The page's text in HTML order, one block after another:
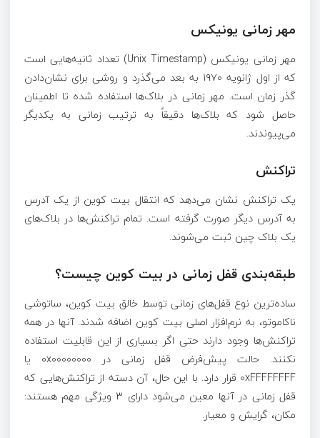
مهر زمانی یونیکس
مهر زمانی یونیکس (Unix Timestamp) تعداد ثانیه‌هایی است
که از اول ژانویه ۱۹۷۰ به بعد می‌گذرد و روشی برای نشان‌دادن
گذر زمان است. مهر زمانی در بلاک‌ها استفاده شده تا اطمینان
حاصل شود که بلاک‌ها دقیقاً به ترتیب زمانی به یکدیگر
می‌پیوندند.
تراکنش
یک تراکنش نشان می‌دهد که انتقال بیت کوین از یک آدرس
به آدرس دیگر صورت گرفته است. تمام تراکنش‌ها در بلاک‌های
یک بلاک چین ثبت می‌شوند.
طبقه‌بندی قفل زمانی در بیت کوین چیست؟
ساده‌ترین نوع قفل‌های زمانی توسط خالق بیت کوین، ساتوشی
ناکاموتو، به نرم‌افزار اصلی بیت کوین اضافه شدند. آنها در همه
تراکنش‌ها وجود دارند حتی اگر بسیاری از این قابلیت استفاده
نکنند. حالت پیش‌فرض قفل زمانی در 0x00000000 یا
0xFFFFFFFF قرار دارد. با این حال، آن دسته از تراکنش‌هایی که
قفل زمانی در آنها معین می‌شود دارای ۳ ویژگی مهم هستند:
مکان، گرایش و معیار.